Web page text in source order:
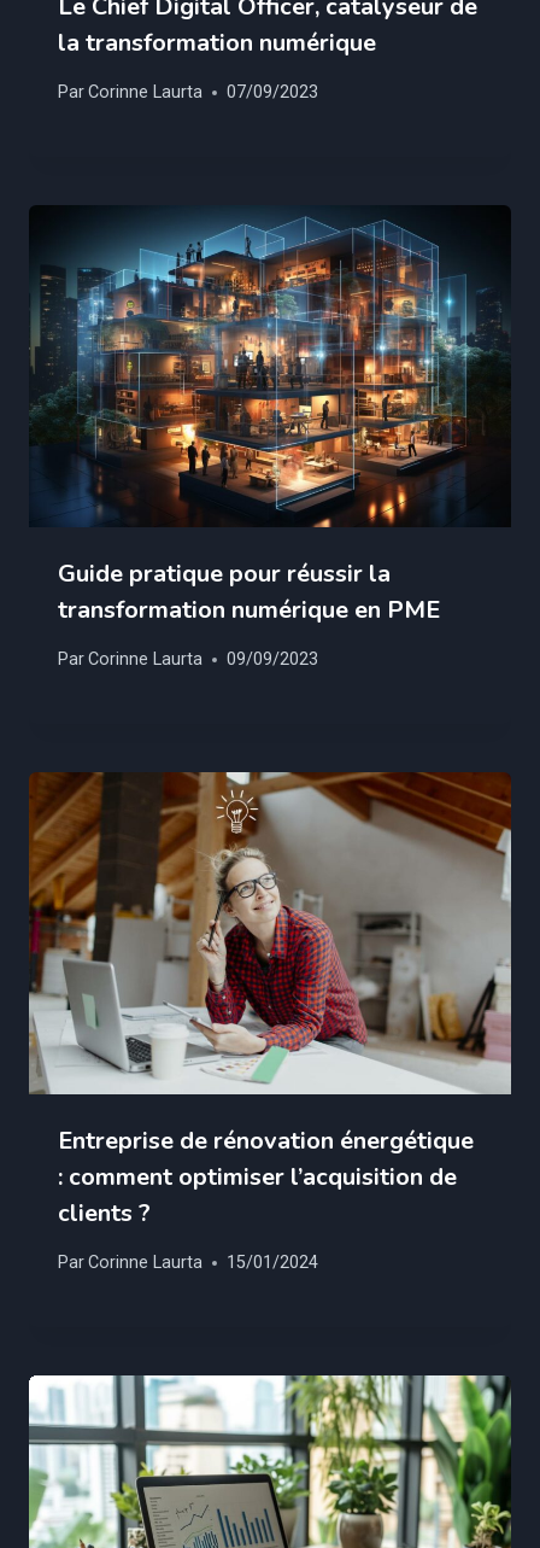
la transformation numérique
ParCorinne Laurta 07/09/2023
Guide pratique pour réussir la
transformation numérique en PME
ParCorinne Laurta 09/09/2023
Entreprise de rénovation énergétique
: comment optimiser l’acquisition de
clients ?
ParCorinne Laurta 15/01/2024